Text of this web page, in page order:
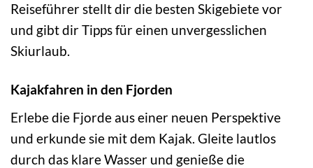
Reiseführer stellt dir die besten Skigebiete vor
und gibt dir Tipps für einen unvergesslichen
Skiurlaub.
Kajakfahren in den Fjorden
Erlebe die Fjorde aus einer neuen Perspektive
und erkunde sie mit dem Kajak. Gleite lautlos
durch das klare Wasser und genieße die